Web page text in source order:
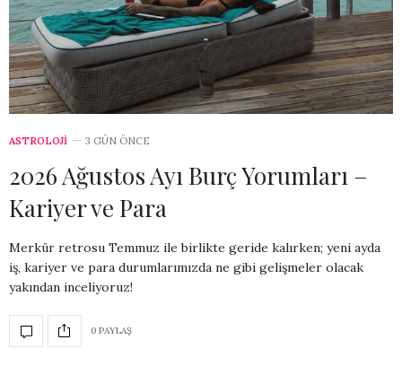
ASTROLOJİ 3 GÜN ÖNCE
2026 Ağustos Ayı Burç Yorumları –
Kariyer ve Para
Merkür retrosu Temmuz ile birlikte geride kalırken; yeni ayda
iş, kariyer ve para durumlarımızda ne gibi gelişmeler olacak
yakından inceliyoruz!
0 PAYLAŞ